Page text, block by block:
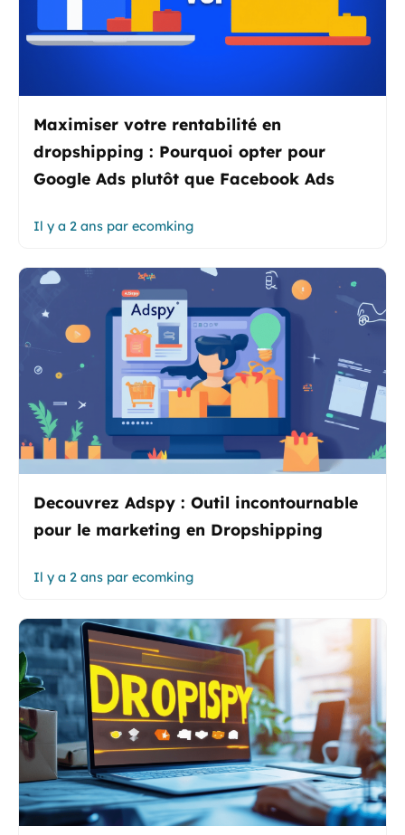
Maximiser votre rentabilité en
dropshipping : Pourquoi opter pour
Google Ads plutôt que Facebook Ads
Il y a 2 ans par ecomking
Decouvrez Adspy : Outil incontournable
pour le marketing en Dropshipping
Il y a 2 ans par ecomking